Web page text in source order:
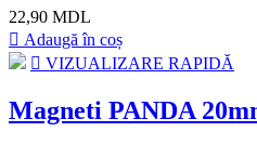
22,90 MDL
Adaugă în coș
VIZUALIZARE RAPIDĂ
Magneti PANDA